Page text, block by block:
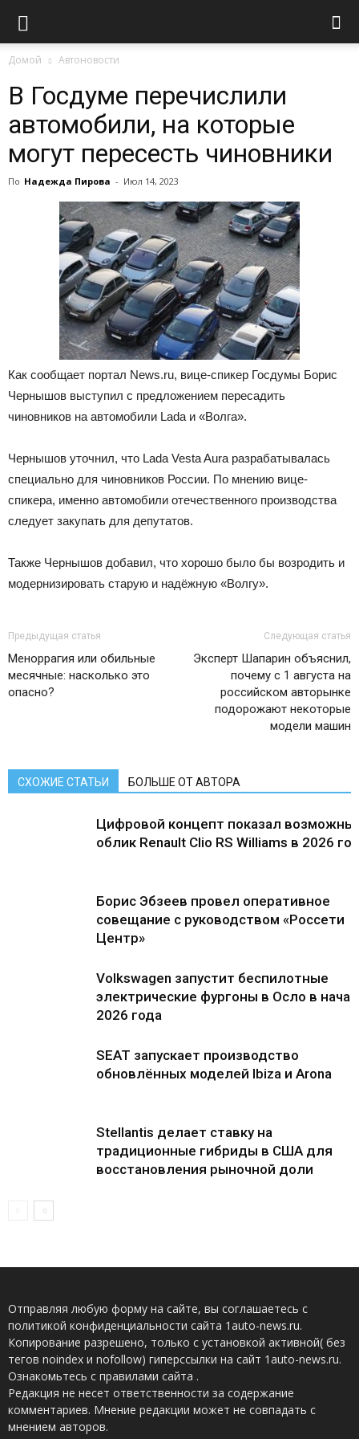
Домой Автоновости
В Госдуме перечислили
автомобили, на которые
могут пересесть чиновники
По Надежда Пирова - Июл 14, 2023
Как сообщает портал News.ru, вице-спикер Госдумы Борис
Чернышов выступил с предложением пересадить
чиновников на автомобили Lada и «Волга».
Чернышов уточнил, что Lada Vesta Aura разрабатывалась
специально для чиновников России. По мнению вице-
спикера, именно автомобили отечественного производства
следует закупать для депутатов.
Также Чернышов добавил, что хорошо было бы возродить и
модернизировать старую и надёжную «Волгу».
Предыдущая статья
Меноррагия или обильные
месячные: насколько это
опасно?
Следующая статья
Эксперт Шапарин объяснил,
почему с 1 августа на
российском авторынке
подорожают некоторые
модели машин
СХОЖИЕ СТАТЬИ БОЛЬШЕ ОТ АВТОРА
Цифровой концепт показал
облик Renault Clio RS Williams в 2026
Борис Эбзеев провел оперативное
совещание с руководством «Россети
Центр»
Volkswagen запустит беспилотные
электрические фургоны в Осло в
2026 года
SEAT запускает производство
обновлённых моделей Ibiza и Arona
Stellantis делает ставку на
традиционные гибриды в США для
восстановления рыночной доли
Отправляя любую форму на сайте, вы соглашаетесь с
политикой конфиденциальности сайта 1auto-news.ru.
Копирование разрешено, только с установкой активной( без
тегов noindex и nofollow) гиперссылки на сайт 1auto-news.ru.
Ознакомьтесь с правилами сайта .
Редакция не несет ответственности за содержание
комментариев. Мнение редакции может не совпадать с
мнением авторов.